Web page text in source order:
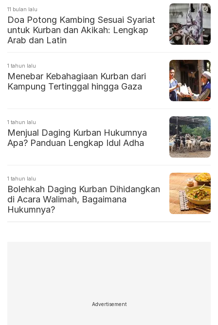
11 bulan lalu
Doa Potong Kambing Sesuai Syariat
untuk Kurban dan Akikah: Lengkap
Arab dan Latin
1 tahun lalu
Menebar Kebahagiaan Kurban dari
Kampung Tertinggal hingga Gaza
1 tahun lalu
Menjual Daging Kurban Hukumnya
Apa? Panduan Lengkap Idul Adha
1 tahun lalu
Bolehkah Daging Kurban Dihidangkan
di Acara Walimah, Bagaimana
Hukumnya?
Advertisement